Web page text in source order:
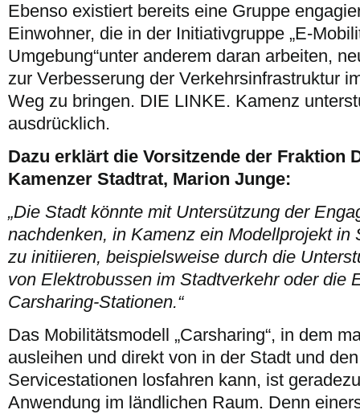
Ebenso existiert bereits eine Gruppe
Einwohner, die in der Initiativgruppe „E-
Umgebung“unter anderem daran arbeiten,
zur Verbesserung der Verkehrsinfrastruktur
Weg zu bringen. DIE LINKE. Kamenz
ausdrücklich.
Dazu erklärt die Vorsitzende der Fraktion
Kamenzer Stadtrat, Marion Junge:
„Die Stadt könnte mit Untersützung der
nachdenken, in Kamenz ein Modellprojekt in
zu initiieren, beispielsweise durch die
von Elektrobussen im Stadtverkehr oder die
Carsharing-Stationen.“
Das Mobilitätsmodell „Carsharing“, in dem
ausleihen und direkt von in der Stadt und
Servicestationen losfahren kann, ist
Anwendung im ländlichen Raum. Denn